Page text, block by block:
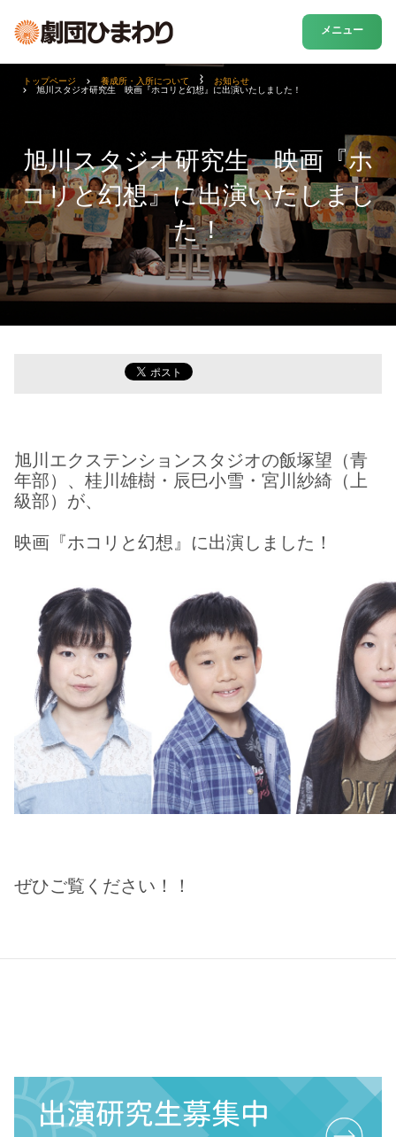
メニュー
旭川スタジオ研究生 映画『ホ
コリと幻想』に出演いたしまし
た！
トップページ 養成所・入所について
お知らせ
旭川スタジオ研究生 映画『ホコリと幻想』に出演いたしました！
旭川エクステンションスタジオの飯塚望（青
年部）、桂川雄樹・辰巳小雪・宮川紗綺（上
級部）が、
映画『ホコリと幻想』に出演しました！
ぜひご覧ください！！